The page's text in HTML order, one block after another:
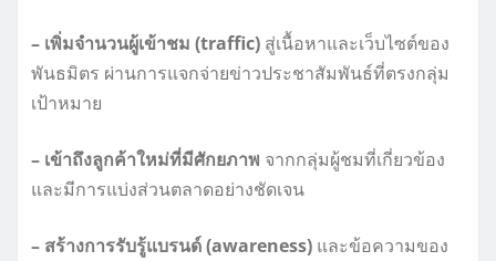
– เพิ่มจำนวนผู้เข้าชม (traffic) สู่เนื้อหาและเว็บไซต์ของ
พันธมิตร ผ่านการแจกจ่ายข่าวประชาสัมพันธ์ที่ตรงกลุ่ม
เป้าหมาย
– เข้าถึงลูกค้าใหม่ที่มีศักยภาพ จากกลุ่มผู้ชมที่เกี่ยวข้อง
และมีการแบ่งส่วนตลาดอย่างชัดเจน
– สร้างการรับรู้แบรนด์ (awareness) และข้อความของ